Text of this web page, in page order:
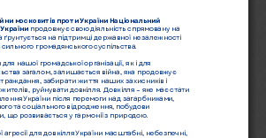
московитів проти України Національний
продовжує свою діяльність спрямовану на
ґрунтується на підтримці державної незалежності
громадянського суспільства.
нашої громадської організації, як і для
загалом, залишається війна, яка продовжує
забирати життя наших захисників і
руйнувати довкілля. Довкілля – яке має стати
України після перемоги над загарбниками,
та соціального відродження, побудови
що розвивається у гармонії з природою.
агресії для довкілля України масштабні, небезпечні,